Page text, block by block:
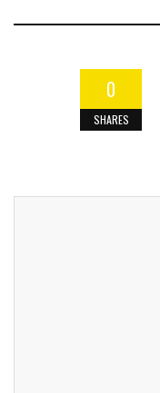
0
SHARES